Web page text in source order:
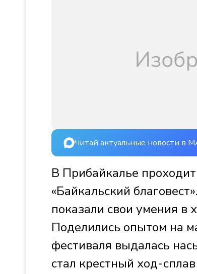
Читай актуальные новости в
В Прибайкалье
«Байкальский
показали свои умения в
Поделились опытом на
фестиваля выдалась
стал крестный ход-